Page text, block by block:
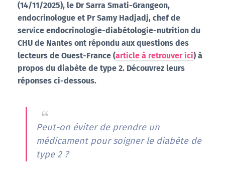
(14/11/2025), le Dr Sarra Smati-Grangeon,
endocrinologue et Pr Samy Hadjadj, chef de
service endocrinologie-diabétologie-nutrition du
CHU de Nantes ont répondu aux questions des
lecteurs de Ouest-France (article à retrouver ici) à
propos du diabète de type 2. Découvrez leurs
réponses ci-dessous.
Peut-on éviter de prendre un
médicament pour soigner le diabète de
type 2 ?